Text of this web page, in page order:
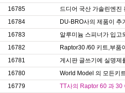
16785
드디어 국산 가솔린엔진
16784
DU-BRO사의 제품이 추
16783
알루미늄 스피너가 입고
16782
Raptor30 /60 키트,부품
16781
게시판 글쓰기에 실명제
16780
World Model 의 모든키
16779
TT사의 Raptor 60 과 30